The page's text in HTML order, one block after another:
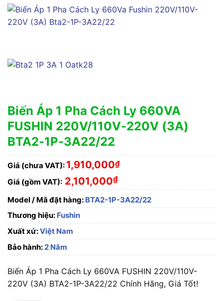
Biến Áp 1 Pha Cách Ly 660VA
FUSHIN 220V/110V-220V (3A)
BTA2-1P-3A22/22
Giá (chưa VAT): 1,910,000₫
Giá (gồm VAT): 2,101,000₫
Model / Mã đặt hàng: BTA2-1P-3A22/22
Thương hiệu: Fushin
Xuất xứ:Việt Nam
Bảo hành:2 Năm
Biến Áp 1 Pha Cách Ly 660VA FUSHIN 220V/110V-
220V (3A) BTA2-1P-3A22/22 Chính Hãng, Giá Tốt!